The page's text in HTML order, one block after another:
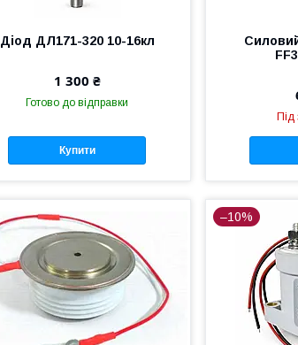
Діод ДЛ171-320 10-16кл
1 300 ₴
Готово до відправки
Купити
Під
–10%